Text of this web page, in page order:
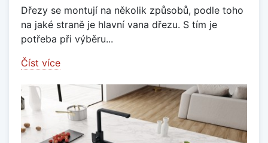
Dřezy se montují na několik způsobů, podle toho
na jaké straně je hlavní vana dřezu. S tím je
potřeba při výběru...
Číst více